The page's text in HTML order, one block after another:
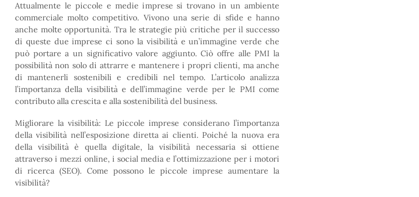
Attualmente le piccole e medie imprese si trovano in un ambiente
commerciale molto competitivo. Vivono una serie di sfide e hanno
anche molte opportunità. Tra le strategie più critiche per il successo
di queste due imprese ci sono la visibilità e un’immagine verde che
può portare a un significativo valore aggiunto. Ciò offre alle PMI la
possibilità non solo di attrarre e mantenere i propri clienti, ma anche
di mantenerli sostenibili e credibili nel tempo. L’articolo analizza
l’importanza della visibilità e dell’immagine verde per le PMI come
contributo alla crescita e alla sostenibilità del business.
Migliorare la visibilità: Le piccole imprese considerano l’importanza
della visibilità nell’esposizione diretta ai clienti. Poiché la nuova era
della visibilità è quella digitale, la visibilità necessaria si ottiene
attraverso i mezzi online, i social media e l’ottimizzazione per i motori
di ricerca (SEO). Come possono le piccole imprese aumentare la
visibilità?